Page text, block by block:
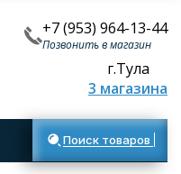
+7 (953) 964-13-44
Позвонить в магазин
г.Тула
3 магазина
Поиск товаров